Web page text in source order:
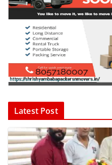
Latest Post